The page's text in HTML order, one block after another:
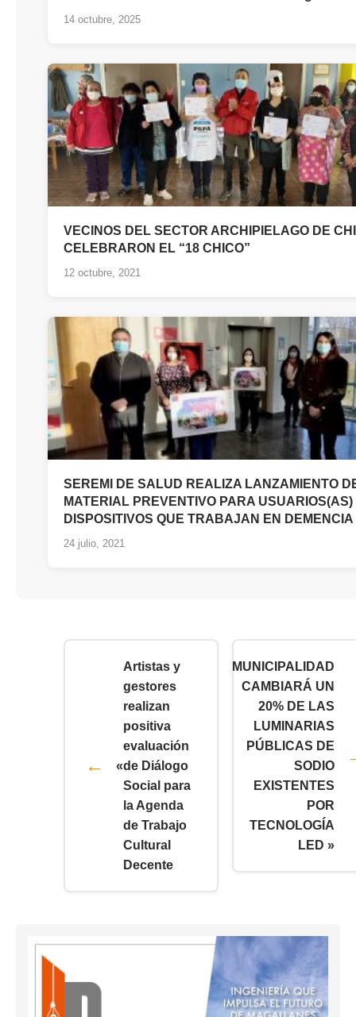
14 octubre, 2025
VECINOS DEL SECTOR ARCHIPIELAGO DE
CELEBRARON EL “18 CHICO”
12 octubre, 2021
SEREMI DE SALUD REALIZA LANZAMIENTO
MATERIAL PREVENTIVO PARA USUARIOS(AS)
DISPOSITIVOS QUE TRABAJAN EN DEMENCIA
24 julio, 2021
«
Artistas y
gestores
realizan
positiva
evaluación
de Diálogo
Social para
la Agenda
de Trabajo
Cultural
Decente
MUNICIPALIDAD
CAMBIARÁ UN
20% DE LAS
LUMINARIAS
PÚBLICAS DE
SODIO
EXISTENTES
POR
TECNOLOGÍA
LED »